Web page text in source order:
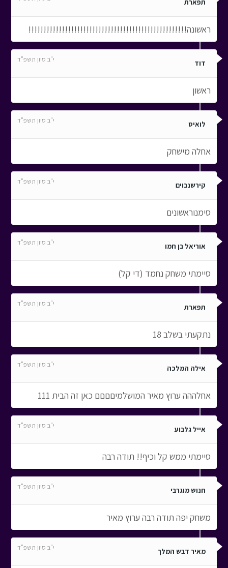
תפארת
ראשונה!!!!!!!!!!!!!!!!!!!!!!!!!!!!!!!!!!!!!!!!!!!!!!!!!!!!
דוד י"ב סיון תשפ"ד
ראשון
לואיס י"ב סיון תשפ"ד
אחלה מישחק
קירשנבוים י"ב סיון תשפ"ד
סימנוראשונים
אוריאל בן חמו י"ב סיון תשפ"ד
סיימתי משחק נחמד (די קל)
תפארת י"ב סיון תשפ"ד
נתקעתי בשלב 18
אילה המלכה י"ב סיון תשפ"ד
אחלההה ערוץ מאיר המושלמיםםםם כאן זה הבית 111
אייל גלבוע י"ב סיון תשפ"ד
סיימתי ממש קל וכיף!! תודה רבה
חנוש מוגרבי י"ב סיון תשפ"ד
משחק יפה תודה רבה ערוץ מאיר
מאיר דבש המלך י"ב סיון תשפ"ד